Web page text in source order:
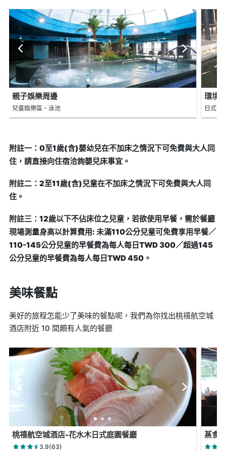
親子娛樂周邊
兒童娛樂區、泳池
環境
日式花
附註一：0至1歲(含)嬰幼兒在不加床之情況下可免費與大人同
住，請直接向住宿洽詢嬰兒床事宜。
附註二：2至11歲(含)兒童在不加床之情況下可免費與大人同
住。
附註三：12歲以下不佔床位之兒童，若欲使用早餐，需於餐廳
現場測量身高以計算費用: 未滿110公分兒童可免費享用早餐／
110-145公分兒童的早餐費為每人每日TWD 300／超過145
公分兒童的早餐費為每人每日TWD 450。
美味餐點
美好的旅程怎能少了美味的餐點呢，我們為你找出桃禧航空城
酒店附近 10 間頗有人氣的餐廳
桃禧航空城酒店-花水木日式庭園餐廳
3.9(63)
蒸食